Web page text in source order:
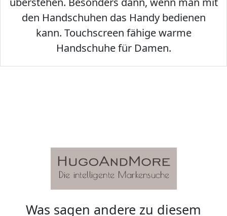
den Handschuhen das Handy bedienen
kann. Touchscreen fähige warme
Handschuhe für Damen.
Was sagen andere zu diesem